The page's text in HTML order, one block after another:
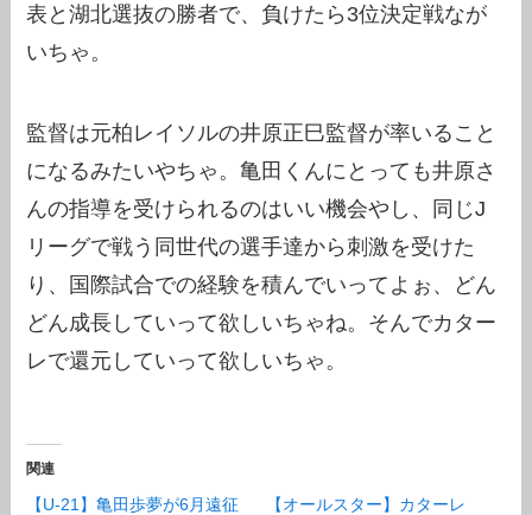
表と湖北選抜の勝者で、負けたら3位決定戦なが
いちゃ。
監督は元柏レイソルの井原正巳監督が率いること
になるみたいやちゃ。亀田くんにとっても井原さ
んの指導を受けられるのはいい機会やし、同じJ
リーグで戦う同世代の選手達から刺激を受けた
り、国際試合での経験を積んでいってよぉ、どん
どん成長していって欲しいちゃね。そんでカター
レで還元していって欲しいちゃ。
関連
【U-21】亀田歩夢が6月遠征
【オールスター】カターレ